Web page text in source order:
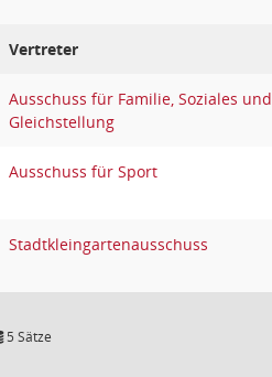
Vertreter
Ausschuss für Familie, Soziales und
Gleichstellung
Ausschuss für Sport
Stadtkleingartenausschuss
5 Sätze